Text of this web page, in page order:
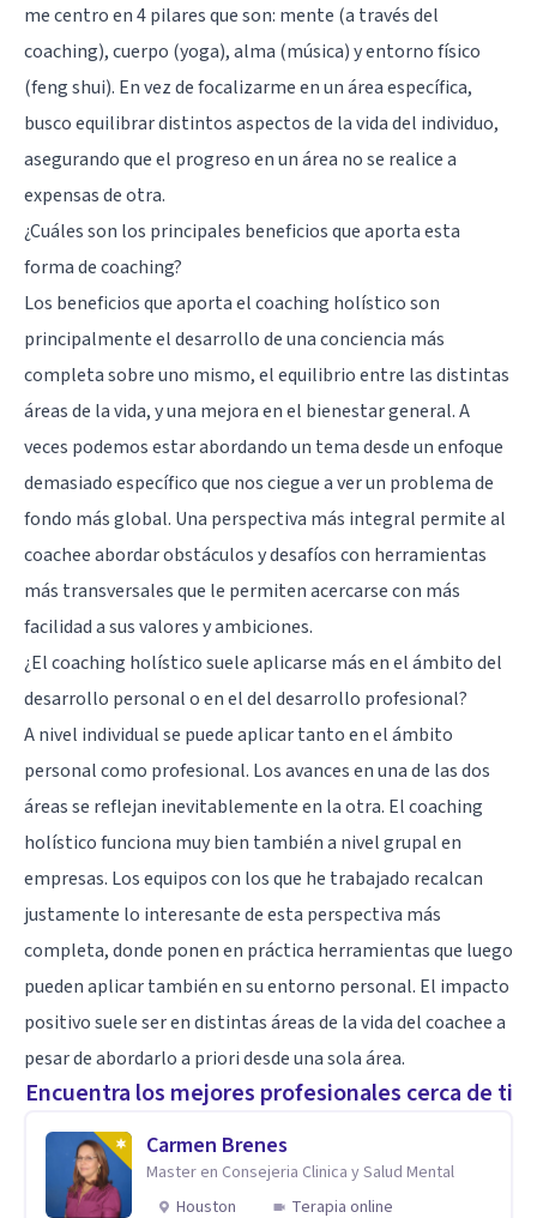
me centro en 4 pilares que son: mente (a través del
coaching), cuerpo (yoga), alma (música) y entorno físico
(feng shui). En vez de focalizarme en un área específica,
busco equilibrar distintos aspectos de la vida del individuo,
asegurando que el progreso en un área no se realice a
expensas de otra.
¿Cuáles son los principales beneficios que aporta esta
forma de coaching?
Los beneficios que aporta el coaching holístico son
principalmente el desarrollo de una conciencia más
completa sobre uno mismo, el equilibrio entre las distintas
áreas de la vida, y una mejora en el bienestar general. A
veces podemos estar abordando un tema desde un enfoque
demasiado específico que nos ciegue a ver un problema de
fondo más global. Una perspectiva más integral permite al
coachee abordar obstáculos y desafíos con herramientas
más transversales que le permiten acercarse con más
facilidad a sus valores y ambiciones.
¿El coaching holístico suele aplicarse más en el ámbito del
desarrollo personal o en el del desarrollo profesional?
A nivel individual se puede aplicar tanto en el ámbito
personal como profesional. Los avances en una de las dos
áreas se reflejan inevitablemente en la otra. El coaching
holístico funciona muy bien también a nivel grupal en
empresas. Los equipos con los que he trabajado recalcan
justamente lo interesante de esta perspectiva más
completa, donde ponen en práctica herramientas que luego
pueden aplicar también en su entorno personal. El impacto
positivo suele ser en distintas áreas de la vida del coachee a
pesar de abordarlo a priori desde una sola área.
Encuentra los mejores profesionales cerca de ti
Carmen Brenes
Master en Consejeria Clinica y Salud Mental
Houston
Terapia online